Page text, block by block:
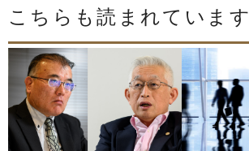
こちらも読まれています